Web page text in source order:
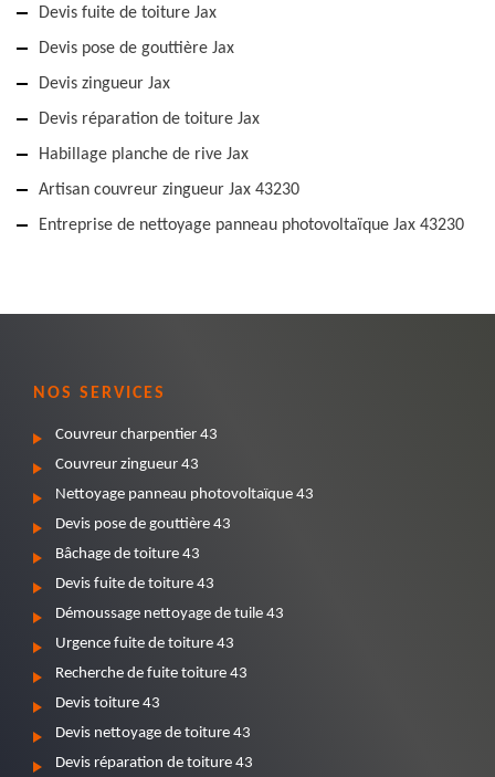
Devis fuite de toiture Jax
Devis pose de gouttière Jax
Devis zingueur Jax
Devis réparation de toiture Jax
Habillage planche de rive Jax
Artisan couvreur zingueur Jax 43230
Entreprise de nettoyage panneau photovoltaïque Jax 43230
NOS SERVICES
Couvreur charpentier 43
Couvreur zingueur 43
Nettoyage panneau photovoltaïque 43
Devis pose de gouttière 43
Bâchage de toiture 43
Devis fuite de toiture 43
Démoussage nettoyage de tuile 43
Urgence fuite de toiture 43
Recherche de fuite toiture 43
Devis toiture 43
Devis nettoyage de toiture 43
Devis réparation de toiture 43